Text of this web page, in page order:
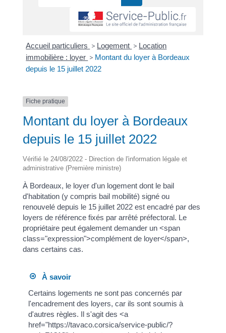
Accueil particuliers > Logement > Location
immobilière : loyer > Montant du loyer à Bordeaux
depuis le 15 juillet 2022
Fiche pratique
Montant du loyer à Bordeaux
depuis le 15 juillet 2022
Vérifié le 24/08/2022 - Direction de l'information légale et
administrative (Première ministre)
À Bordeaux, le loyer d'un logement dont le bail
d'habitation (y compris bail mobilité) signé ou
renouvelé depuis le 15 juillet 2022 est encadré par des
loyers de référence fixés par arrêté préfectoral. Le
propriétaire peut également demander un <span
class="expression">complément de loyer</span>,
dans certains cas.
À savoir
Certains logements ne sont pas concernés par
l'encadrement des loyers, car ils sont soumis à
d'autres règles. Il s'agit des <a
href="https://tavaco.corsica/service-public/?